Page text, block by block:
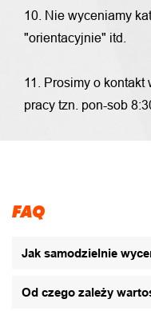
10. Nie wyceniamy
"orientacyjnie" itd.
11. Prosimy o kontakt
pracy tzn. pon-sob
FAQ
Jak samodzielnie
Od czego zależy